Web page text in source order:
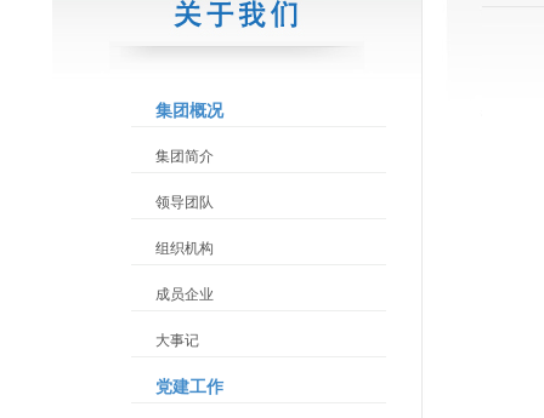
集团概况
集团简介
领导团队
组织机构
成员企业
大事记
党建工作